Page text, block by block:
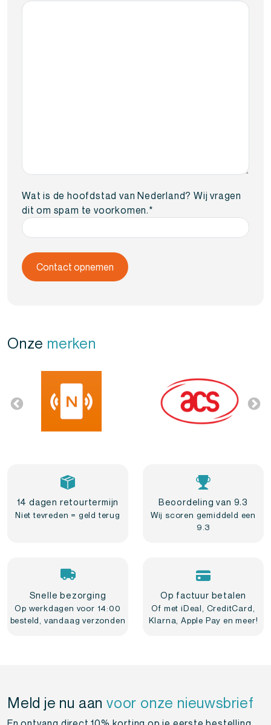
Wat is de hoofdstad van Nederland? Wij vragen
dit om spam te voorkomen.*
Onze merken
14 dagen retourtermijn
Niet tevreden = geld terug
Beoordeling van 9.3
Wij scoren gemiddeld een
9.3
Snelle bezorging
Op werkdagen voor 14:00
besteld, vandaag verzonden
Op factuur betalen
Of met iDeal, CreditCard,
Klarna, Apple Pay en meer!
Meld je nu aanvoor onze nieuwsbrief